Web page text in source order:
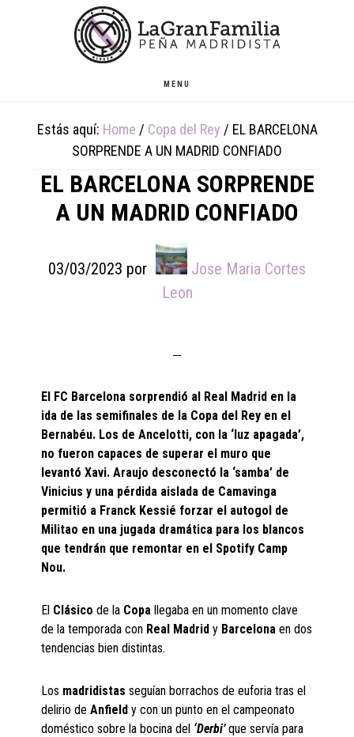
MENU
Estás aquí: Home / Copa del Rey / EL BARCELONA
SORPRENDE A UN MADRID CONFIADO
EL BARCELONA SORPRENDE
A UN MADRID CONFIADO
03/03/2023 por
Jose Maria Cortes
Leon
El FC Barcelona sorprendió al Real Madrid en la
ida de las semifinales de la Copa del Rey en el
Bernabéu. Los de Ancelotti, con la ‘luz apagada’,
no fueron capaces de superar el muro que
levantó Xavi. Araujo desconectó la ‘samba’ de
Vinicius y una pérdida aislada de Camavinga
permitió a Franck Kessié forzar el autogol de
Militao en una jugada dramática para los blancos
que tendrán que remontar en el Spotify Camp
Nou.
El Clásico de la Copallegaba en un momento clave
de la temporada con Real Madrid y Barcelona en dos
tendencias bien distintas.
Los madridistas seguían borrachos de euforia tras el
delirio deAnfield y con un punto en el campeonato
doméstico sobre la bocina del ‘Derbi’que servía para